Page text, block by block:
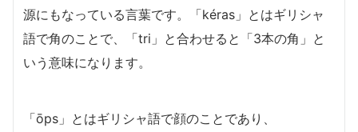
源にもなっている言葉です。「kéras」とはギリシャ
語で角のことで、「tri」と合わせると「3本の角」と
いう意味になります。
「ōps」とはギリシャ語で顔のことであり、